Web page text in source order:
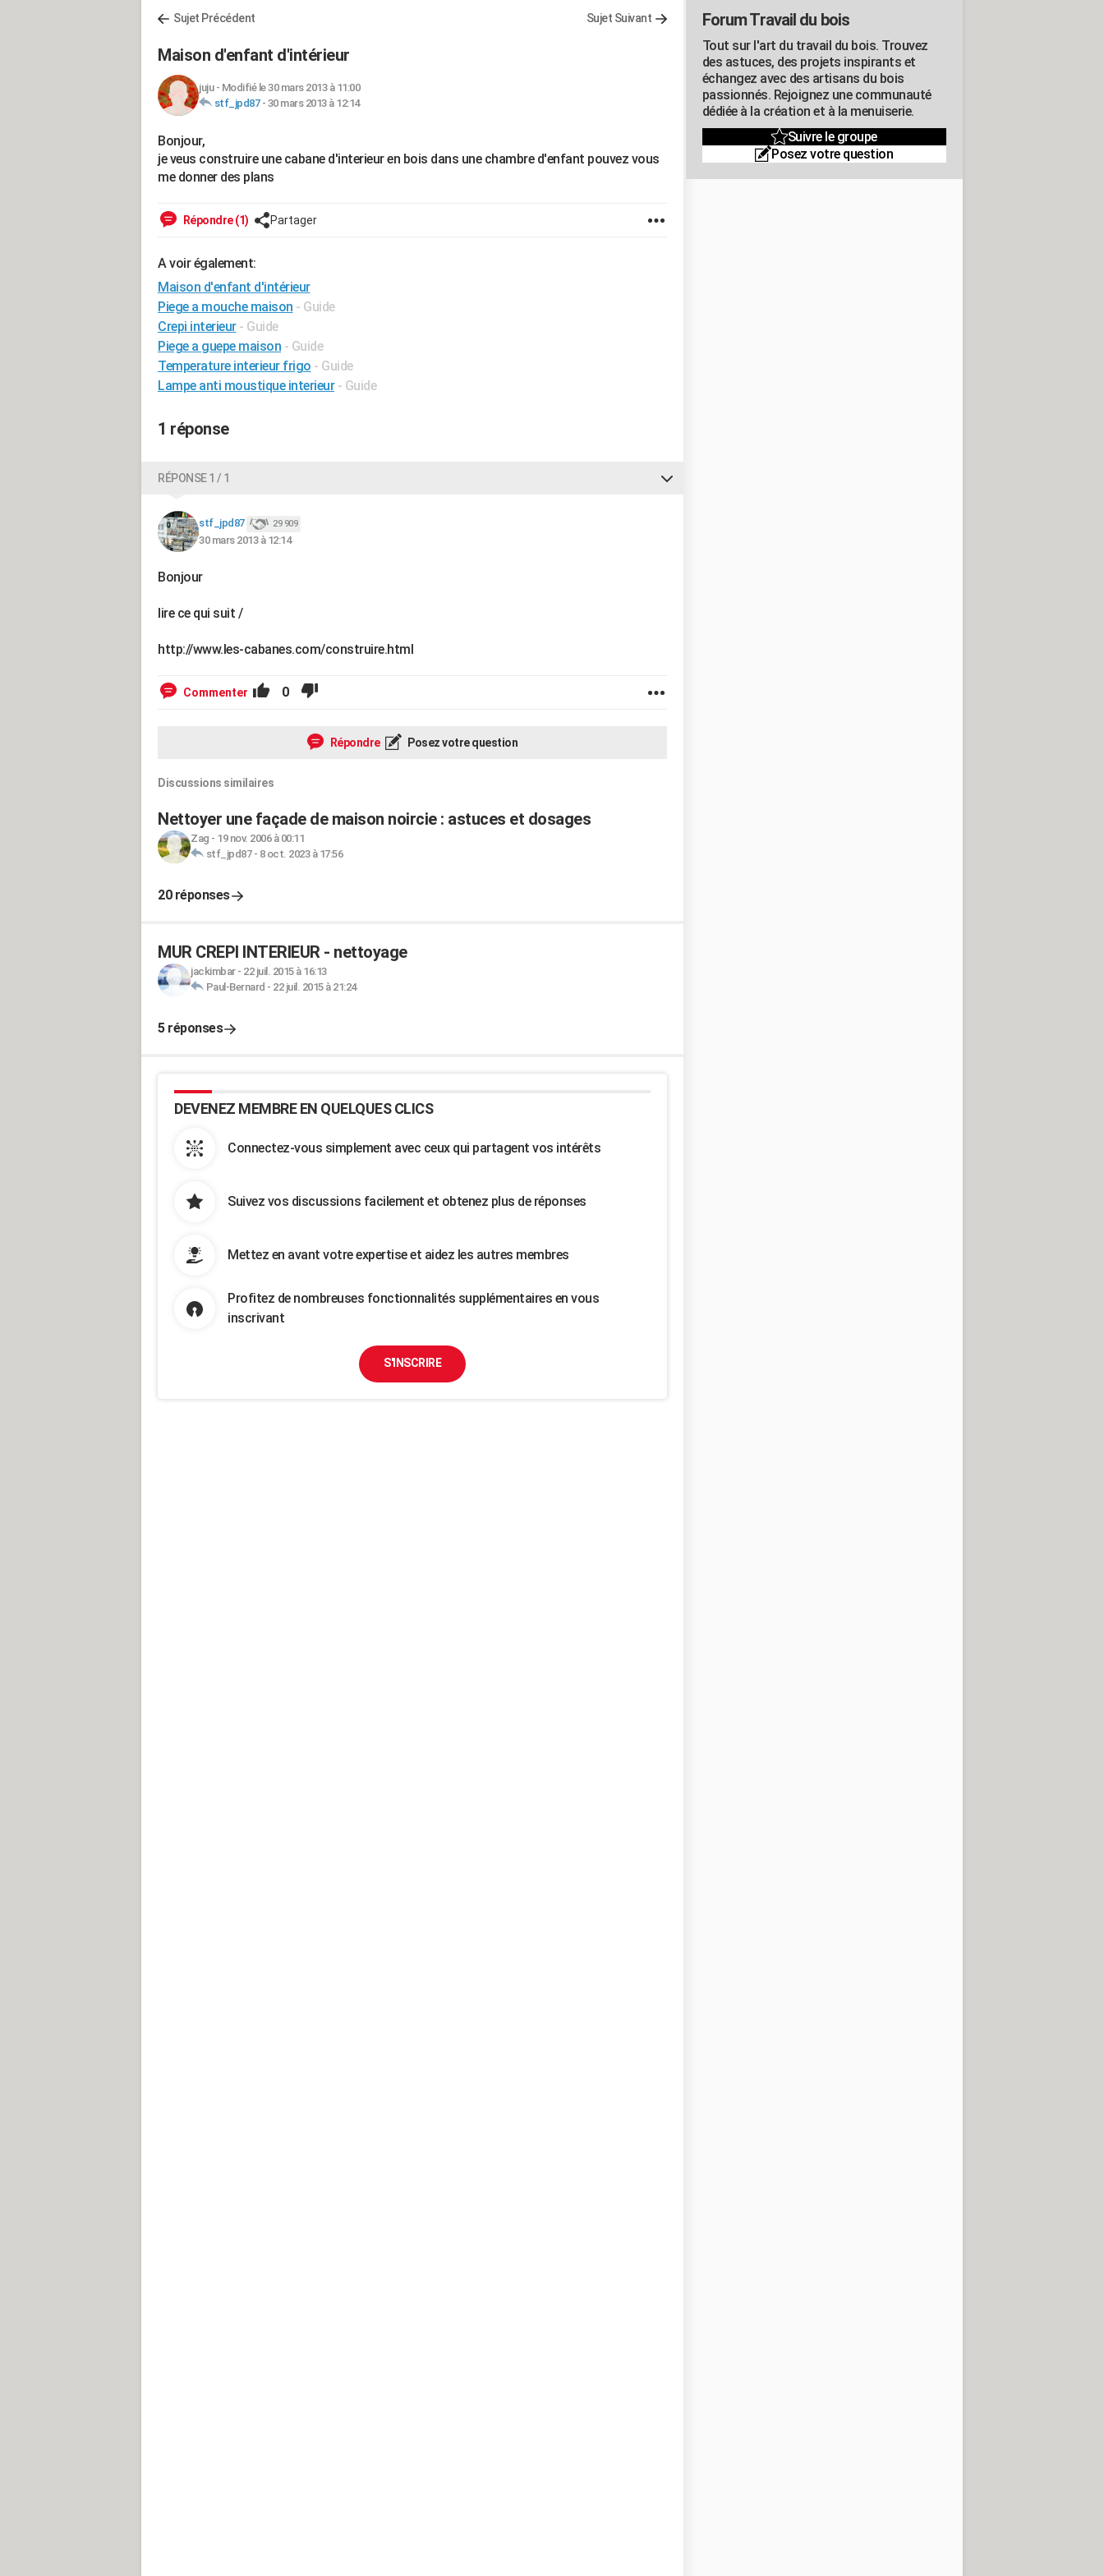
Sujet Précédent Sujet Suivant
Maison d'enfant d'intérieur
juju- Modifié le 30 mars 2013 à 11:00
stf_jpd87- 30 mars 2013 à 12:14
Bonjour,
je veus construire une cabane d'interieur en bois dans une chambre d'enfant pouvez vous
me donner des plans
Répondre (1) Partager
A voir également:
Maison d'enfant d'intérieur
Piege a mouche maison - Guide
Crepi interieur - Guide
Piege a guepe maison - Guide
Temperature interieur frigo - Guide
Lampe anti moustique interieur - Guide
1 réponse
RÉPONSE 1 / 1
stf_jpd87 29 909
30 mars 2013 à 12:14
Bonjour
lire ce qui suit /
http://www.les-cabanes.com/construire.html
Commenter 0
Répondre Posez votre question
Discussions similaires
Nettoyer une façade de maison noircie : astuces et dosages
Zag - 19 nov. 2006 à 00:11
stf_jpd87- 8 oct. 2023 à 17:56
20 réponses
MUR CREPI INTERIEUR - nettoyage
jackimbar- 22 juil. 2015 à 16:13
Paul-Bernard - 22 juil. 2015 à 21:24
5 réponses
DEVENEZ MEMBRE EN QUELQUES CLICS
Connectez-vous simplement avec ceux qui partagent vos intérêts
Suivez vos discussions facilement et obtenez plus de réponses
Mettez en avant votre expertise et aidez les autres membres
Profitez de nombreuses fonctionnalités supplémentaires en vous
inscrivant
S'INSCRIRE
Forum Travail du bois
Tout sur l'art du travail du bois. Trouvez
des astuces, des projets inspirants et
échangez avec des artisans du bois
passionnés. Rejoignez une communauté
dédiée à la création et à la menuiserie.
Suivre le groupe
Posez votre question